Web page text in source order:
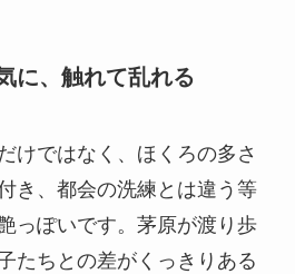
に、触れて乱れる
けではなく、ほくろの多さ
き、都会の洗練とは違う等
っぽいです。茅原が渡り歩
たちとの差がくっきりある